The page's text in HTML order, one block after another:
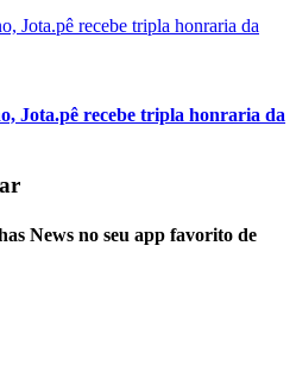
Jota.pê recebe tripla honraria da
News no seu app favorito de